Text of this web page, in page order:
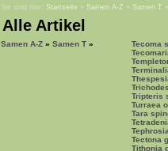
Sie sind hier: Startseite » Samen A-Z » Samen T
Alle Artikel
Samen A-Z » Samen T »
Tecoma
Tripteris
Turraea
Tara
Tectona
Tithonia